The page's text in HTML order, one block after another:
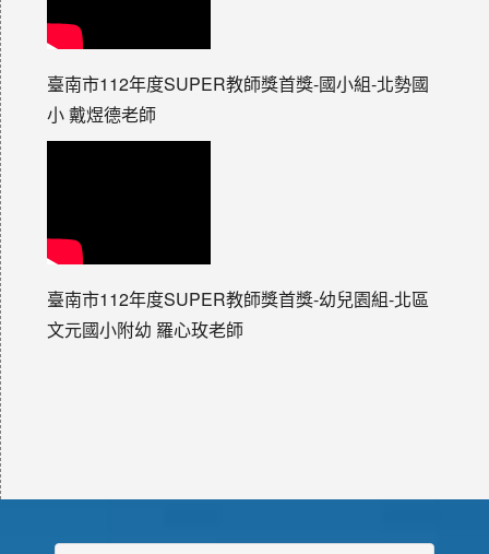
臺南市112年度SUPER教師獎首獎-國小組-北勢國
小 戴煜德老師
臺南市112年度SUPER教師獎首獎-幼兒園組-北區
文元國小附幼 羅心玫老師